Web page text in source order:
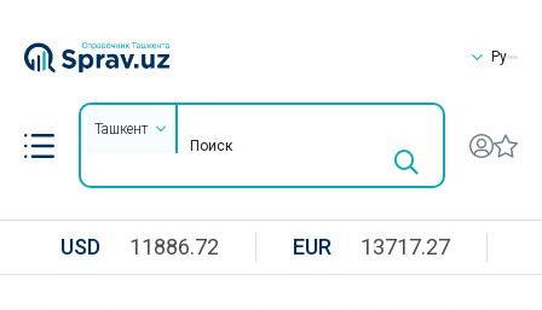
Ру
Ташкент
USD 11886.72 EUR 13717.27